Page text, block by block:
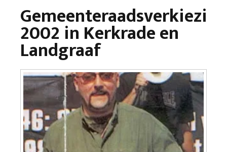
2002 in Kerkrade en
Landgraaf